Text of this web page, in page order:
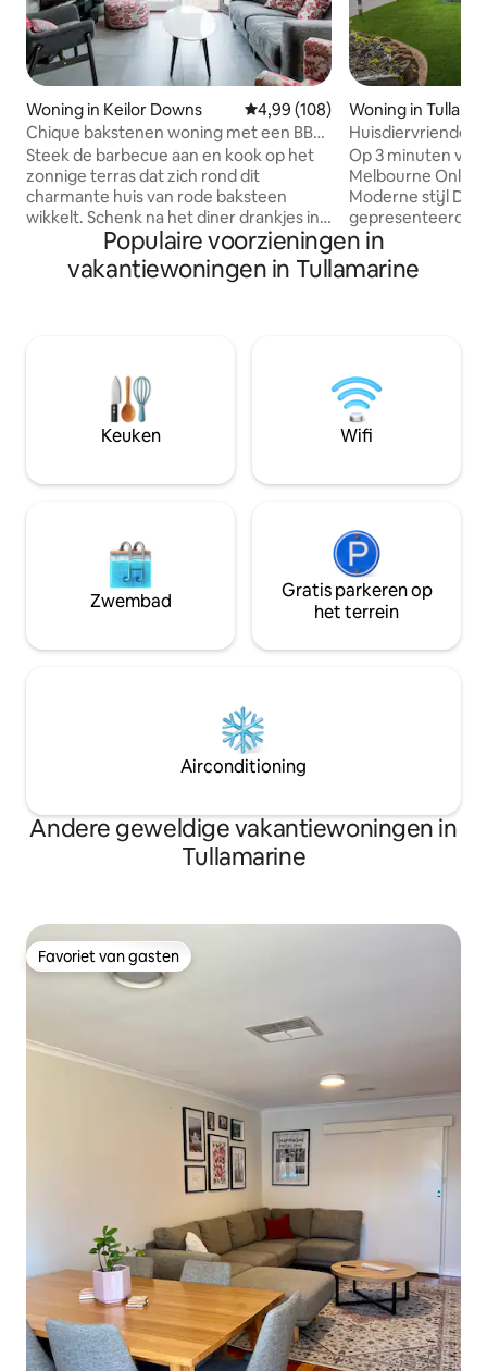
Woning in Keilor Downs Gemiddelde beoordeling van
4,99 (108)
Chique bakstenen woning met een BBQ
Patio in Keilor
Steek de barbecue aan en kook op het
zonnige terras dat zich rond dit
charmante huis van rode baksteen
wikkelt. Schenk na het diner drankjes in
in een strakke keuken en kom samen in
een lichte woonkamer met een mix van
kosmopolitische en antieke meubels.
achtertuin. Ik ben altijd telefonisch
rustige buurt in Keilor, een buitenwijk
van Melbourne. Restaurants, cafés en
stukje rijden. Het ligt op 25 minuten
Woning in
van Melb Airport
Op 3 minuten
Melbourne
Moderne stijl Dit
gepresenteerde
indruk maken.
ruime, praktische
familiekamer. L-
gekanaliseerde
koeling. Deze
gelegen 4,7 km
km van
Melbourne.
Populaire voorzieningen in
vakantiewoningen in Tullamarine
Keuken Wifi
Zwembad
Gratis parkeren op
het terrein
Airconditioning
Andere geweldige vakantiewoningen in
Tullamarine
Favoriet van gasten
Favoriet van gasten